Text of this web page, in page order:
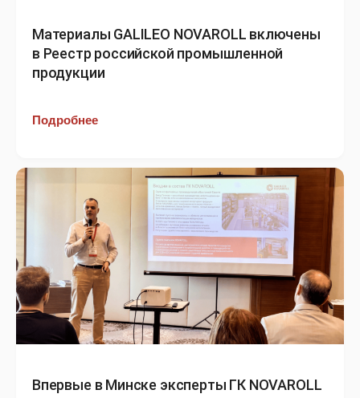
Материалы GALILEO NOVAROLL включены
в Реестр российской промышленной
продукции
Подробнее
Впервые в Минске эксперты ГК NOVAROLL